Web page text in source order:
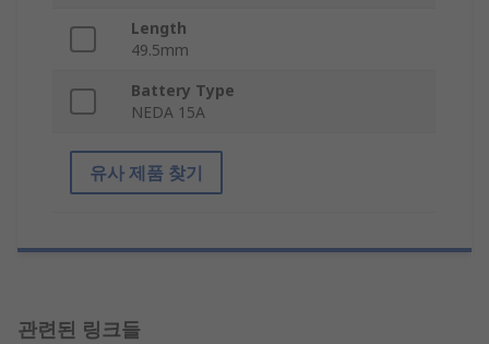
Length
49.5mm
Battery Type
NEDA 15A
유사 제품 찾기
관련된 링크들